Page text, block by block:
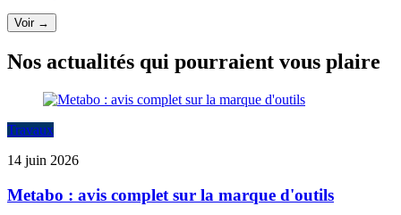
Voir →
Nos actualités qui pourraient vous plaire
Travaux
14 juin 2026
Metabo : avis complet sur la marque d'outils